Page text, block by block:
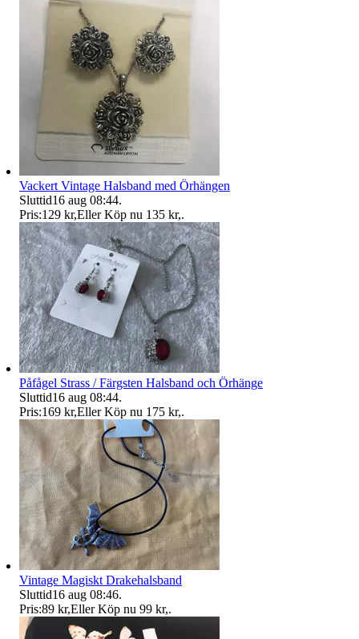
Vackert Vintage Halsband med Örhängen
Sluttid16 aug 08:44.
Pris:129 kr,Eller Köp nu 135 kr,.
Påfågel Strass / Färgsten Halsband och Örhänge
Sluttid16 aug 08:44.
Pris:169 kr,Eller Köp nu 175 kr,.
Vintage Magiskt Drakehalsband
Sluttid16 aug 08:46.
Pris:89 kr,Eller Köp nu 99 kr,.